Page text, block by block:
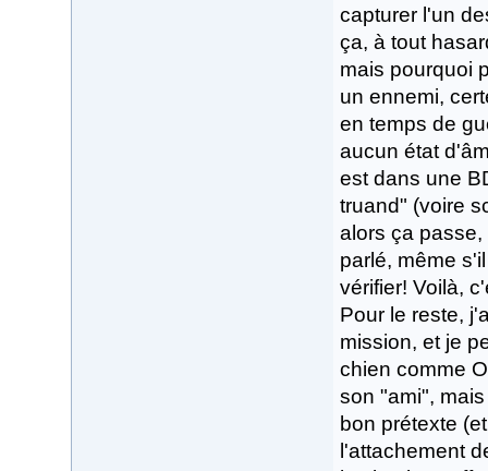
capturer l'un
ça, à tout
mais pourquoi
un ennemi,
en temps de
aucun état
est dans une
truand" (voire
alors ça
parlé, même
vérifier! Voilà,
Pour le reste,
mission, et je
chien comme
son "ami",
bon prétexte
l'attachement